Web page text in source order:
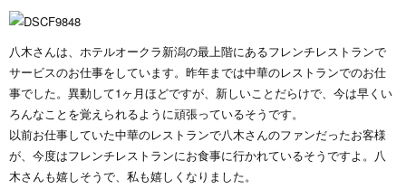
八木さんは、ホテルオークラ新潟の最上階にあるフレンチレストランで
サービスのお仕事をしています。昨年までは中華のレストランでのお仕
事でした。異動して1ヶ月ほどですが、新しいことだらけで、今は早くい
ろんなことを覚えられるように頑張っているそうです。
以前お仕事していた中華のレストランで八木さんのファンだったお客様
が、今度はフレンチレストランにお食事に行かれているそうですよ。八
木さんも嬉しそうで、私も嬉しくなりました。